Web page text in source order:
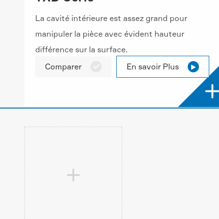
La cavité intérieure est assez grand pour
manipuler la pièce avec évident hauteur
différence sur la surface.
Comparer
 En savoir Plus 
